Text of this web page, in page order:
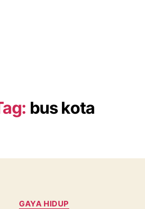
bus kota
Categories
GAYA HIDUP